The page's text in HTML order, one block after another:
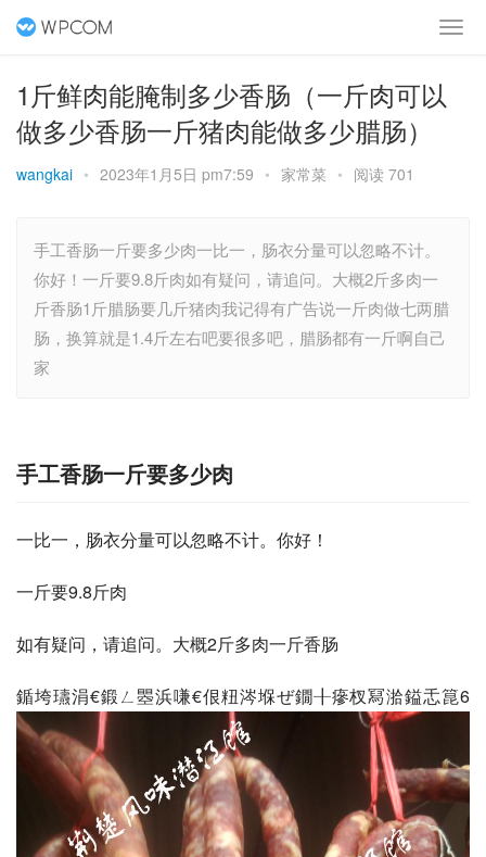
1斤鲜肉能腌制多少香肠（一斤肉可以
做多少香肠一斤猪肉能做多少腊肠）
wangkai • 2023年1月5日 pm7:59 • 家常菜 • 阅读 701
手工香肠一斤要多少肉一比一，肠衣分量可以忽略不计。
你好！一斤要9.8斤肉如有疑问，请追问。大概2斤多肉一
斤香肠1斤腊肠要几斤猪肉我记得有广告说一斤肉做七两腊
肠，换算就是1.4斤左右吧要很多吧，腊肠都有一斤啊自己
家
手工香肠一斤要多少肉
一比一，肠衣分量可以忽略不计。你好！
一斤要9.8斤肉
如有疑问，请追问。大概2斤多肉一斤香肠
鍎垮瓙涓€鍛ㄥ瞾浜嗛€佷粈涔堢ぜ鐗╂瘮杈冩湁鎰忎箟6